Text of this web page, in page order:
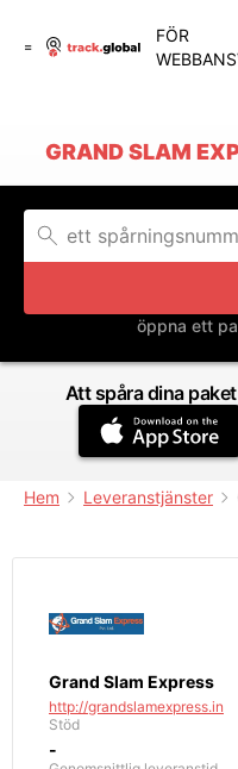
FÖR
GRAND SLAM
öppna ett
Att spåra dina
Hem Leveranstjänster
Grand Slam Express
http://grandslamexpress.in
Stöd
-